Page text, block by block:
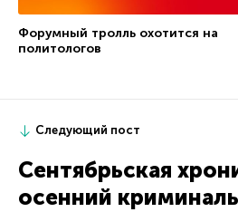
Форумный тролль охотится на
политологов
Следующий пост
Сентябрьская
осенний